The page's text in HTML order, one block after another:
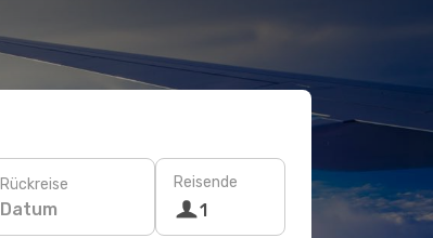
Rückreise
Datum
Reisende
1